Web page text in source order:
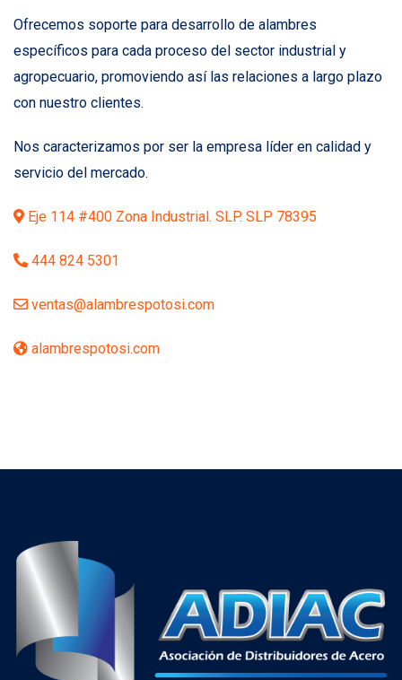
Ofrecemos soporte para desarrollo de alambres
específicos para cada proceso del sector industrial y
agropecuario, promoviendo así las relaciones a largo plazo
con nuestro clientes.
Nos caracterizamos por ser la empresa líder en calidad y
servicio del mercado.
Eje 114 #400 Zona Industrial. SLP. SLP 78395
444 824 5301
ventas@alambrespotosi.com
alambrespotosi.com